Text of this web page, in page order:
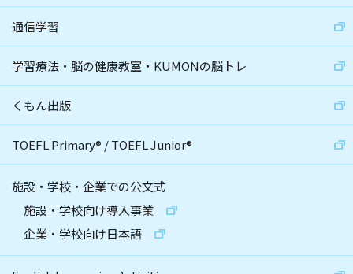
通信学習
学習療法・脳の健康教室・KUMONの脳トレ
くもん出版
TOEFL Primary® /TOEFL Junior®
施設・学校・企業での公文式
施設・学校向け導入事業
企業・学校向け日本語